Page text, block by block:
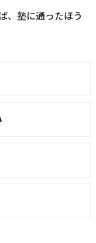
、塾に通ったほう